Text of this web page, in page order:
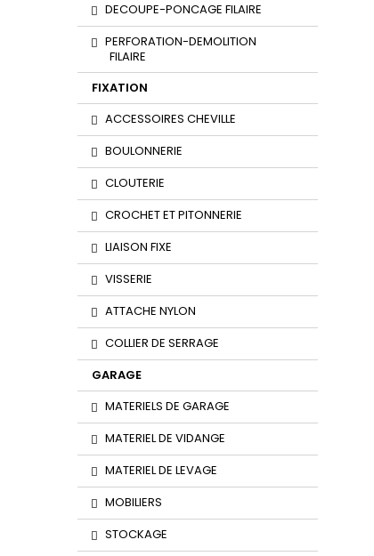
DECOUPE-PONCAGE FILAIRE
PERFORATION-DEMOLITION
FILAIRE
FIXATION
ACCESSOIRES CHEVILLE
BOULONNERIE
CLOUTERIE
CROCHET ET PITONNERIE
LIAISON FIXE
VISSERIE
ATTACHE NYLON
COLLIER DE SERRAGE
GARAGE
MATERIELS DE GARAGE
MATERIEL DE VIDANGE
MATERIEL DE LEVAGE
MOBILIERS
STOCKAGE